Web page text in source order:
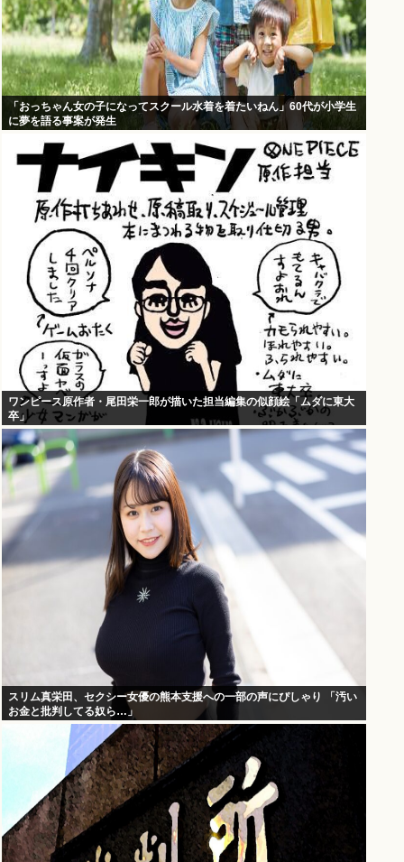
「おっちゃん女の子になってスクール水着を着たいねん」60代が小学生
に夢を語る事案が発生
ワンピース原作者・尾田栄一郎が描いた担当編集の似顔絵「ムダに東大
卒」
スリム真栄田、セクシー女優の熊本支援への一部の声にぴしゃり 「汚い
お金と批判してる奴ら…」